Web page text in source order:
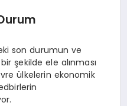
son durumun ve
şekilde ele alınması
ülkelerin ekonomik